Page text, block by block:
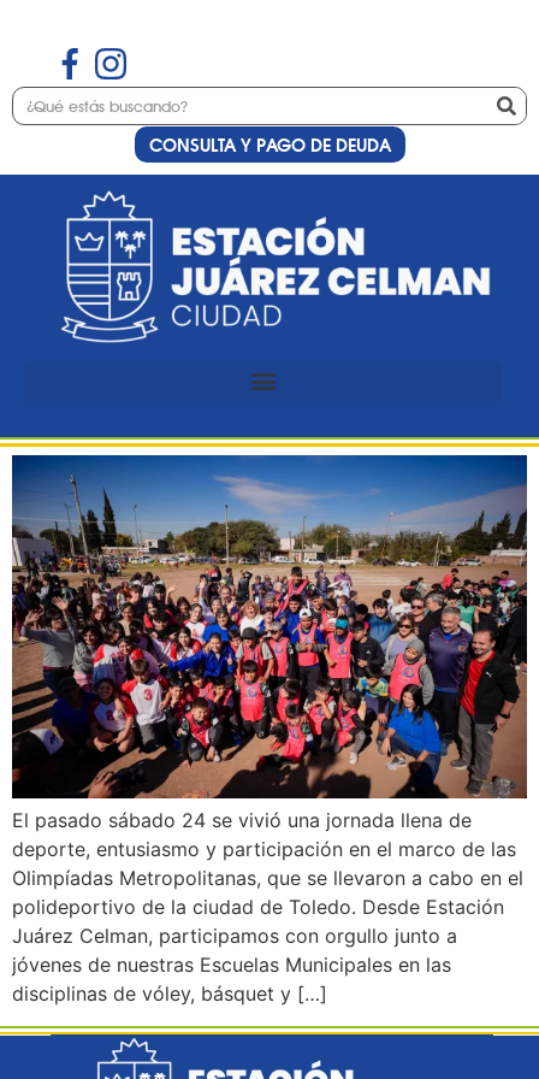
CONSULTA Y PAGO DE DEUDA
Etiqueta:Voley
Estación Juárez Celman
presente en las Olimpíadas
El pasado sábado 24 se vivió una jornada llena de
deporte, entusiasmo y participación en el marco de las
Olimpíadas Metropolitanas, que se llevaron a cabo en el
polideportivo de la ciudad de Toledo. Desde Estación
Juárez Celman, participamos con orgullo junto a
jóvenes de nuestras Escuelas Municipales en las
disciplinas de vóley, básquet y […]